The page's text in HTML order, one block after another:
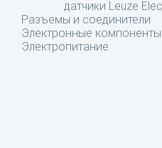
датчики Leuze
Разъемы и соединители
Электронные компоненты
Электропитание